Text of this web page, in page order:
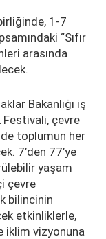
1-7
“Sıfır
arasında
Bakanlığı iş
Festivali, çevre
toplumun her
7’den 77’ye
yaşam
çevre
bilincinin
etkinliklerle,
iklim vizyonuna